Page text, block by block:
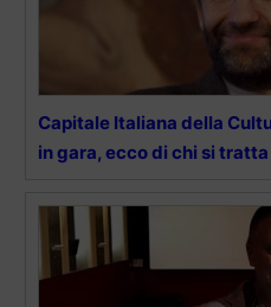
Capitale Italiana della
in gara, ecco di chi si tratta